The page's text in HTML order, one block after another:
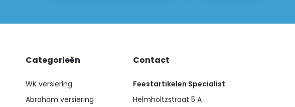
Categorieën
WK versiering
Abraham versiering
Contact
Feestartikelen Specialist
Helmholtzstraat 5 A